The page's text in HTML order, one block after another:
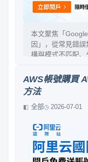
本文聚焦「
因」，從常見錯誤
構與模式不匹配
提供可操作的排
斷標準快速定位
資料管線穩定性。
AWS帳號購買
方法
全部 2026-07-01